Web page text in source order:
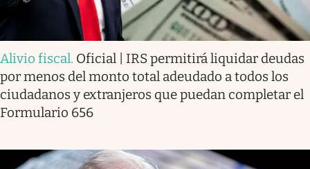
Alivio fiscal. Oficial | IRS permitirá liquidar deudas
por menos del monto total adeudado a todos los
ciudadanos y extranjeros que puedan completar el
Formulario 656